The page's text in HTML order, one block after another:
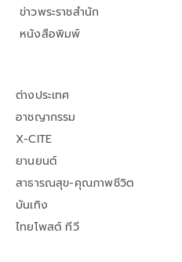
ข่าวพระราชสำนัก
หนังสือพิมพ์
ต่างประเทศ
อาชญากรรม
X-CITE
ยานยนต์
สาธารณสุข-คุณภาพชีวิต
บันเทิง
ไทยโพสต์ ทีวี